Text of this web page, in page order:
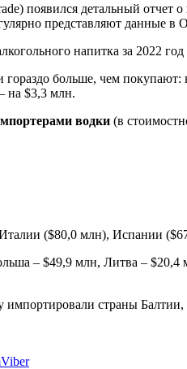
появился детальный отчет
представляют
напитка за 2022
больше, чем покупают:
на $3,3 млн.
водки (в
($80,0 млн), Испании
– $49,9 млн, Литва –
импортировали страны
Viber